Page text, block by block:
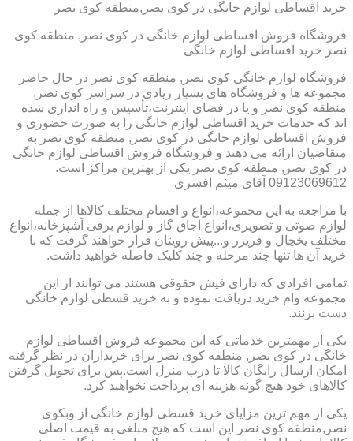
خرید اقساطی لوازم خانگی در کوی نصر,منطقه کوی نصر
فروشگاه فروش اقساطی لوازم خانگی در کوی نصر, منطقه کوی
نصر خرید اقساطی لوازم خانگی
فروشگاه لوازم خانگی کوی نصر, منطقه کوی نصر در حال حاضر
مجموعه ها و فروشگاه های بسیار زیادی در سراسر کوی نصر,
منطقه کوی نصر و یا در فضای اینترنت،تأسیس و راه اندازی شده
اند که خدمات خرید اقساطی لوازم خانگی را به صورت حضوری و
فروش اقساطی لوازم خانگی در کوی نصر, منطقه کوی نصر به
متقاضیان ارائه می دهند و فروشگاه فروش اقساطی لوازم خانگی
در کوی نصر, منطقه کوی نصر یکی از بهترین مراکز است.
09123069612 آقای میثم افسری
با مراجعه به این مجموعه،انواع و اقسام مختلف کالاها از جمله
لوازم صوتی و تصویری،انواع اجاق گاز و لوازم برقی آشپزخانه،انواع
مختلف یخچال و فریزر و...پیش رویتان قرار خواهند گرفت که با
خرید آن ها تنها چند مرحله و چند کلیک فاصله خواهید داشت.
تمامی افرادی که دارای فیش حقوقی هستند می توانند از این
مجموعه وام خرید دریافت نموده و به خرید قسطی لوازم خانگی
دست بزنند.
یکی از مهمترین خدماتی که این مجموعه فروش اقساطی لوازم
خانگی در کوی نصر, منطقه کوی نصر برای خریداران در نظر گرفته
امکان ارسال رایگان کالا تا درب منزل است.پس برای تحویل گرفتن
کالاهای خود هیچ گونه هزینه ای پرداخت نخواهید کرد.
یکی از مهم ترین مزایای خرید قسطی لوازم خانگی از وبکوی
نصر,منطقه کوی نصر این است که هیچ مبلغی به قیمت اصلی